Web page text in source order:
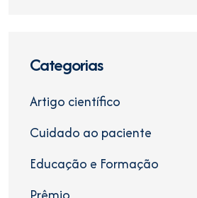
Categorias
Artigo científico
Cuidado ao paciente
Educação e Formação